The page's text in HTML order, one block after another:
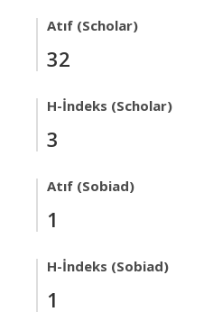
Atıf (Scholar)
32
H-İndeks (Scholar)
3
Atıf (Sobiad)
1
H-İndeks (Sobiad)
1